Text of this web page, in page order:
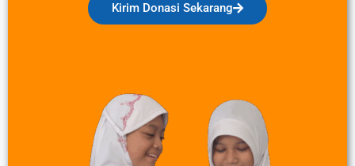
Kirim Donasi Sekarang